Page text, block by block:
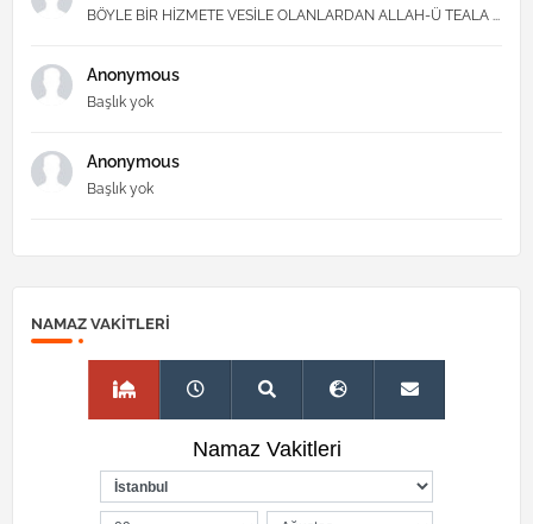
BÖYLE BİR HİZMETE VESİLE OLANLARDAN ALLAH-Ü TEALA ...
Anonymous
Başlık yok
Anonymous
Başlık yok
NAMAZ VAKITLERI